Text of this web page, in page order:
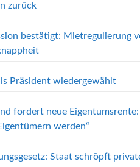
zurück
bestätigt: Mietregulierung
Präsident wiedergewählt
fordert neue
werden“
Staat schröpft